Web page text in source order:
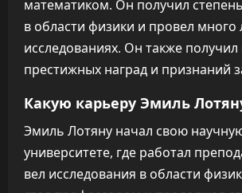
математиком. Он получил
в области физики и провел много
исследованиях. Он также получил
престижных наград и признаний
Какую карьеру Эмиль
Эмиль Лотяну начал свою
университете, где работал
вел исследования в области